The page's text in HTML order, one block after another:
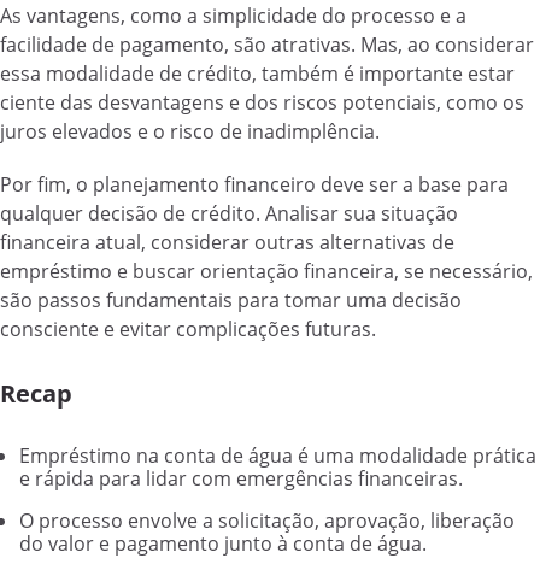
As vantagens, como a simplicidade do processo e a
facilidade de pagamento, são atrativas. Mas, ao considerar
essa modalidade de crédito, também é importante estar
ciente das desvantagens e dos riscos potenciais, como os
juros elevados e o risco de inadimplência.
Por fim, o planejamento financeiro deve ser a base para
qualquer decisão de crédito. Analisar sua situação
financeira atual, considerar outras alternativas de
empréstimo e buscar orientação financeira, se necessário,
são passos fundamentais para tomar uma decisão
consciente e evitar complicações futuras.
Recap
Empréstimo na conta de água é uma modalidade prática
e rápida para lidar com emergências financeiras.
O processo envolve a solicitação, aprovação, liberação
do valor e pagamento junto à conta de água.